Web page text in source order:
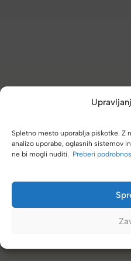
Spletno mesto uporablja piškotke. Z
analizo uporabe, oglasnih sistemov
ne bi mogli nuditi. Preberi
Torbico že nosim, je